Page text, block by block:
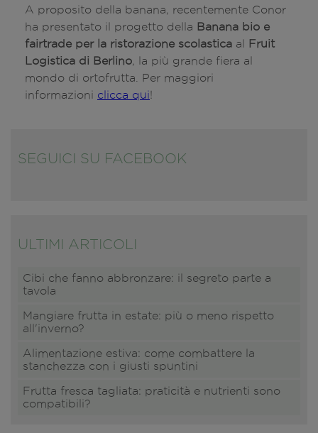
A proposito della banana, recentemente Conor
ha presentato il progetto della Banana bio e
fairtrade per la ristorazione scolastica al
Fruit
Logistica di Berlino , la più grande fiera al
mondo di ortofrutta. Per maggiori
informazioni clicca qui!
SEGUICI SU FACEBOOK
ULTIMI ARTICOLI
Cibi che fanno abbronzare: il segreto parte a
tavola
Mangiare frutta in estate: più o meno rispetto
all'inverno?
Alimentazione estiva: come combattere la
stanchezza con i giusti spuntini
Frutta fresca tagliata: praticità e nutrienti sono
compatibili?